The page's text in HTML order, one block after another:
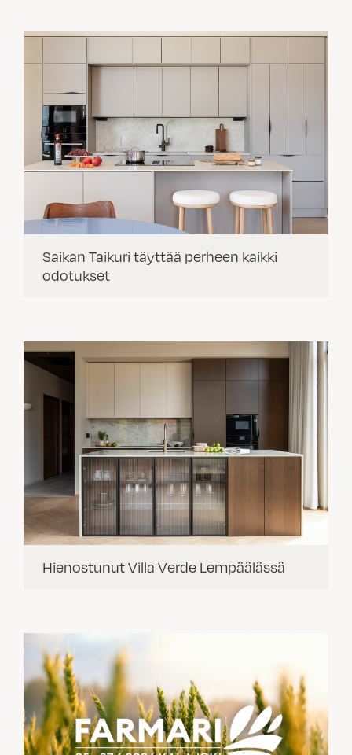
Saikan Taikuri täyttää perheen kaikki
odotukset
Hienostunut Villa Verde Lempäälässä